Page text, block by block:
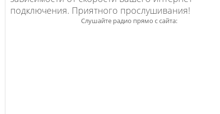
подключения. Приятного прослушивания!
Слушайте радио прямо с сайта: